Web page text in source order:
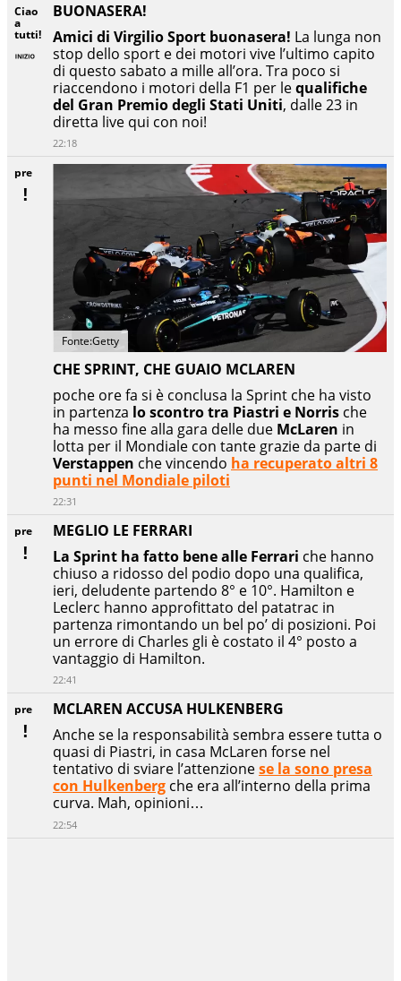
pre
MCLAREN ACCUSA HULKENBERG
Anche se la responsabilità sembra essere tutta o
quasi di Piastri, in casa McLaren forse nel
tentativo di sviare l’attenzionese la sono presa
con Hulkenberg che era all’interno della prima
curva. Mah, opinioni…
22:54
pre
MEGLIO LE FERRARI
La Sprint ha fatto bene alle Ferrari che hanno
chiuso a ridosso del podio dopo una qualifica,
ieri, deludente partendo 8° e 10°. Hamilton e
Leclerc hanno approfittato del patatrac in
partenza rimontando un bel po’ di posizioni. Poi
un errore di Charles gli è costato il 4° posto a
vantaggio di Hamilton.
22:41
pre
Fonte:Getty
CHE SPRINT, CHE GUAIO MCLAREN
poche ore fa si è conclusa la Sprint che ha visto
in partenza lo scontro tra Piastri e Norris che
ha messo fine alla gara delle due McLaren in
lotta per il Mondiale con tante grazie da parte di
Verstappen che vincendo ha recuperato altri 8
punti nel Mondiale piloti
22:31
Ciao
a
tutti!
BUONASERA!
Amici di Virgilio Sport buonasera! La lunga non
stop dello sport e dei motori vive l’ultimo capito
di questo sabato a mille all’ora. Tra poco si
riaccendono i motori della F1 per lequalifiche
del Gran Premio degli Stati Uniti, dalle 23 in
diretta live qui con noi!
22:18